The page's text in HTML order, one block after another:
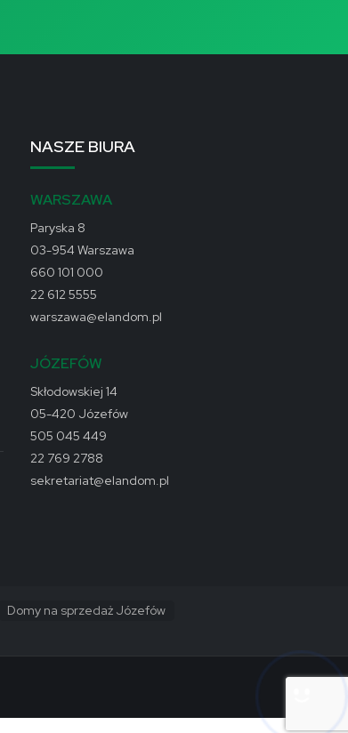
NASZE BIURA
WARSZAWA
Paryska 8
03-954 Warszawa
660 101 000
22 612 5555
warszawa@elandom.pl
JÓZEFÓW
Skłodowskiej 14
05-420 Józefów
505 045 449
22 769 2788
sekretariat@elandom.pl
Domy na sprzedaż Józefów